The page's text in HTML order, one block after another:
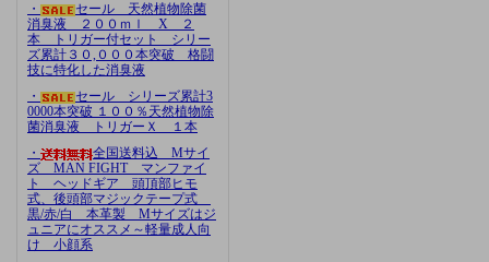
・
セール 天然植物除菌
消臭液 ２００ｍｌ X ２
本 トリガー付セット シリー
ズ累計３０,０００本突破 格闘
技に特化した消臭液
・
セール シリーズ累計3
0000本突破 １００％天然植物除
菌消臭液 トリガーＸ １本
・
全国送料込 Mサイ
ズ MAN FIGHT マンファイ
ト ヘッドギア 頭頂部ヒモ
式、後頭部マジックテープ式
黒/赤/白 本革製 Mサイズはジ
ュニアにオススメ～軽量成人向
け 小顔系